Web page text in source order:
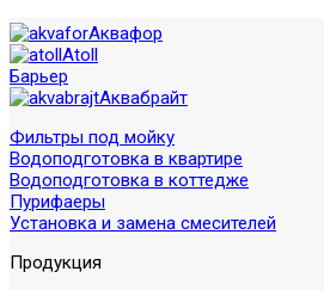
Аквафор
Atoll
Барьер
Аквабрайт
Фильтры под мойку
Водоподготовка в квартире
Водоподготовка в коттедже
Пурифаеры
Установка и замена смесителей
Продукция